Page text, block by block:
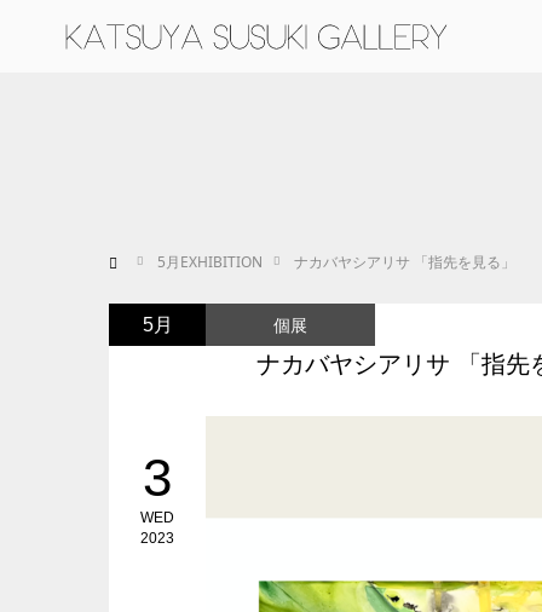
5月EXHIBITION ナカバヤシアリサ 「指先を見る」
ナカバヤシアリサ 「指先
5月
3
WED
2023
個展